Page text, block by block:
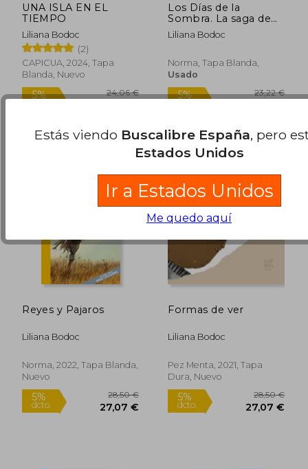
5%
dcto. 25,55 €
5%
dcto.
UNA ISLA EN EL
TIEMPO
Liliana Bodoc
(2)
CAPICUA, 2024, Tapa
Blanda, Nuevo
Los Días de la
Sombra. La saga de
los confines II
Liliana Bodoc
Norma, Tapa Blanda,
Usado
Reyes y Pajaros
Liliana Bodoc
Norma, 2022, Tapa Blanda,
Nuevo
Formas de ver
Liliana Bodoc
Pez Menta, 2021, Tapa
Dura, Nuevo
Estás viendo Buscalibre España, pero
Estados Unidos
Ir a Estados Unidos
Me quedo aquí